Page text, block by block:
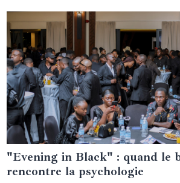
08 décembre 2024
"Evening in Black" : quand le
rencontre la psychologie